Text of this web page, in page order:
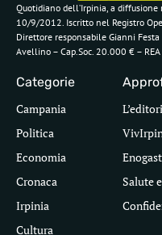
Quotidiano dell’Irpinia, a
10/9/2012. Iscritto nel Registro
Direttore responsabile Gianni
Avellino – Cap.Soc. 20.000 € –
Categorie
Campania
Politica
Economia
Cronaca
Irpinia
Cultura
Salute